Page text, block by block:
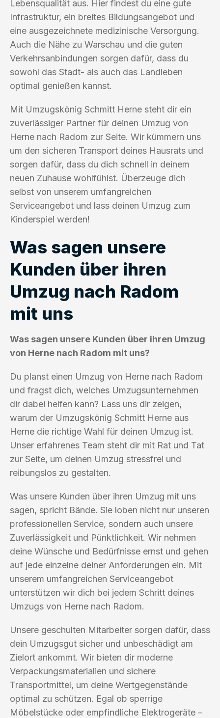
Lebensqualität aus. Hier findest du eine gute
Infrastruktur, ein breites Bildungsangebot und
eine ausgezeichnete medizinische Versorgung.
Auch die Nähe zu Warschau und die guten
Verkehrsanbindungen sorgen dafür, dass du
sowohl das Stadt- als auch das Landleben
optimal genießen kannst.
Mit Umzugskönig Schmitt Herne steht dir ein
zuverlässiger Partner für deinen Umzug von
Herne nach Radom zur Seite. Wir kümmern uns
um den sicheren Transport deines Hausrats und
sorgen dafür, dass du dich schnell in deinem
neuen Zuhause wohlfühlst. Überzeuge dich
selbst von unserem umfangreichen
Serviceangebot und lass deinen Umzug zum
Kinderspiel werden!
Was sagen unsere
Kunden über ihren
Umzug nach Radom
mit uns
Was sagen unsere Kunden über ihren Umzug
von Herne nach Radom mit uns?
Du planst einen Umzug von Herne nach Radom
und fragst dich, welches Umzugsunternehmen
dir dabei helfen kann? Lass uns dir zeigen,
warum der Umzugskönig Schmitt Herne aus
Herne die richtige Wahl für deinen Umzug ist.
Unser erfahrenes Team steht dir mit Rat und Tat
zur Seite, um deinen Umzug stressfrei und
reibungslos zu gestalten.
Was unsere Kunden über ihren Umzug mit uns
sagen, spricht Bände. Sie loben nicht nur unseren
professionellen Service, sondern auch unsere
Zuverlässigkeit und Pünktlichkeit. Wir nehmen
deine Wünsche und Bedürfnisse ernst und gehen
auf jede einzelne deiner Anforderungen ein. Mit
unserem umfangreichen Serviceangebot
unterstützen wir dich bei jedem Schritt deines
Umzugs von Herne nach Radom.
Unsere geschulten Mitarbeiter sorgen dafür, dass
dein Umzugsgut sicher und unbeschädigt am
Zielort ankommt. Wir bieten dir moderne
Verpackungsmaterialien und sichere
Transportmittel, um deine Wertgegenstände
optimal zu schützen. Egal ob sperrige
Möbelstücke oder empfindliche Elektrogeräte –